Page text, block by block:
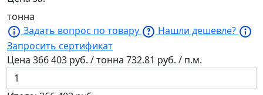
тонна
Задать вопрос по товару
Нашли дешевле?
Запросить сертификат
Цена 366 403 руб. / тонна 732.81 руб. / п.м.